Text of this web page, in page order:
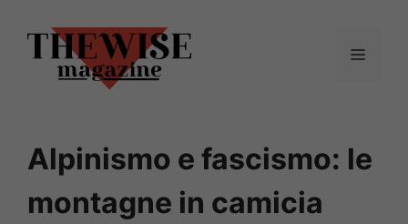
contenuto
Menu
Alpinismo e fascismo: le
montagne in camicia